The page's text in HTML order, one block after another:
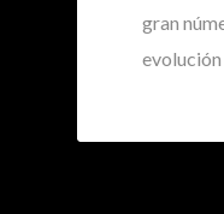
gran